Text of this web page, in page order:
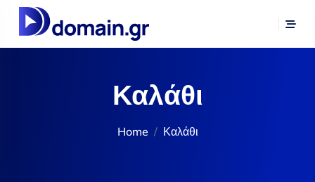
Καλάθι
Home Καλάθι